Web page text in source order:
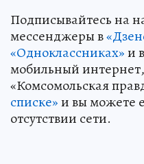
Подписывайтесь на
мессенджеры в
«Одноклассниках»и в
мобильный
«Комсомольская
списке»и вы можете
отсутствии сети.